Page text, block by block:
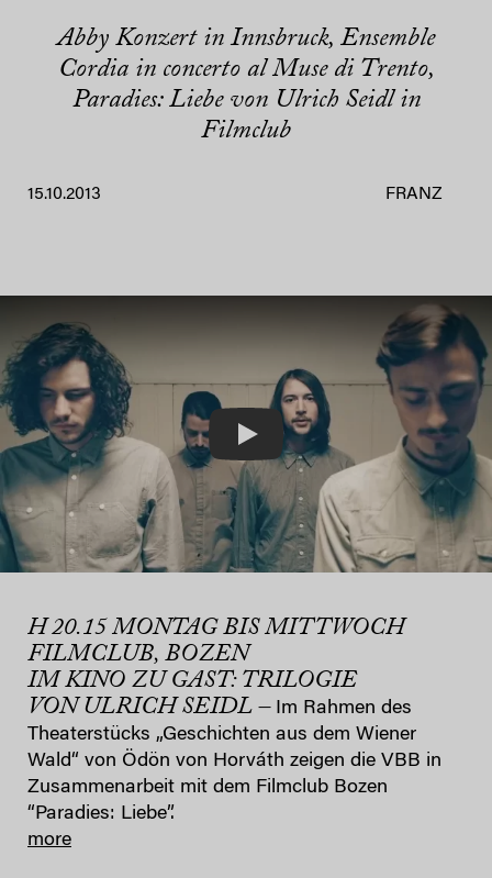
Abby Konzert in Innsbruck, Ensemble
Cordia in concerto al Muse di Trento,
Paradies: Liebe von Ulrich Seidl in
Filmclub
15.10.2013 FRANZ
H 20.15 MONTAG BIS MITTWOCH
FILMCLUB, BOZEN
IM KINO ZU GAST: TRILOGIE
VON ULRICH SEIDL – Im Rahmen des
Theaterstücks „Geschichten aus dem Wiener
Wald“ von Ödön von Horváth zeigen die VBB in
Zusammenarbeit mit dem Filmclub Bozen
“Paradies: Liebe”.
more